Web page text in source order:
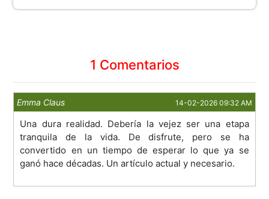
1 Comentarios
Emma Claus 14-02-2026 09:32 AM
Una dura realidad. Debería la vejez ser una etapa
tranquila de la vida. De disfrute, pero se ha
convertido en un tiempo de esperar lo que ya se
ganó hace décadas. Un artículo actual y necesario.